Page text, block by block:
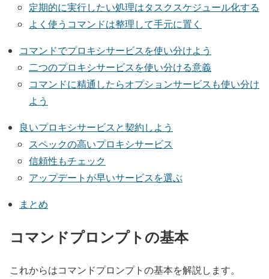
定期的に実行したい処理はタスクスケジュール化する
よく使うコマンドは整理して手元に置く
コマンドでプロキシサービスを使い分けよう
二つのプロキシサービスを使い分ける意義
コマンドに精通したらオプションサービスも使い分け
よう
良いプロキシサービスと契約しよう
スペックの高いプロキシサービス
信頼性もチェック
アップデートが早いサービスを選ぶ
まとめ
コマンドプロンプトの基本
これからはコマンドプロンプトの基本を解説します。